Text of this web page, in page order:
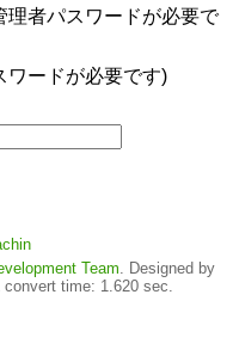
理者パスワードが必要で
ワードが必要です)
Team. Designed by
time: 1.620 sec.